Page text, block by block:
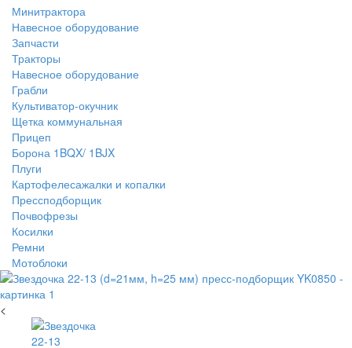
Минитрактора
Навесное оборудование
Запчасти
Тракторы
Навесное оборудование
Грабли
Культиватор-окучник
Щетка коммунальная
Прицеп
Борона 1BQX/ 1BJX
Плуги
Картофелесажалки и копалки
Прессподборщик
Почвофрезы
Косилки
Ремни
Мотоблоки
<